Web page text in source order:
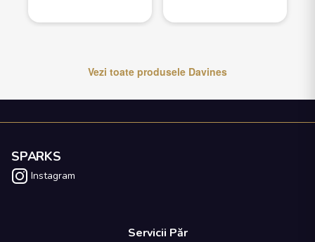
Vezi toate produsele Davines
SPARKS
Instagram
Servicii Păr